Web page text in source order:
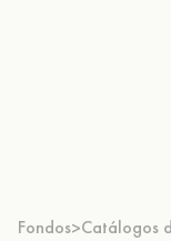
Fondos>Catálogos